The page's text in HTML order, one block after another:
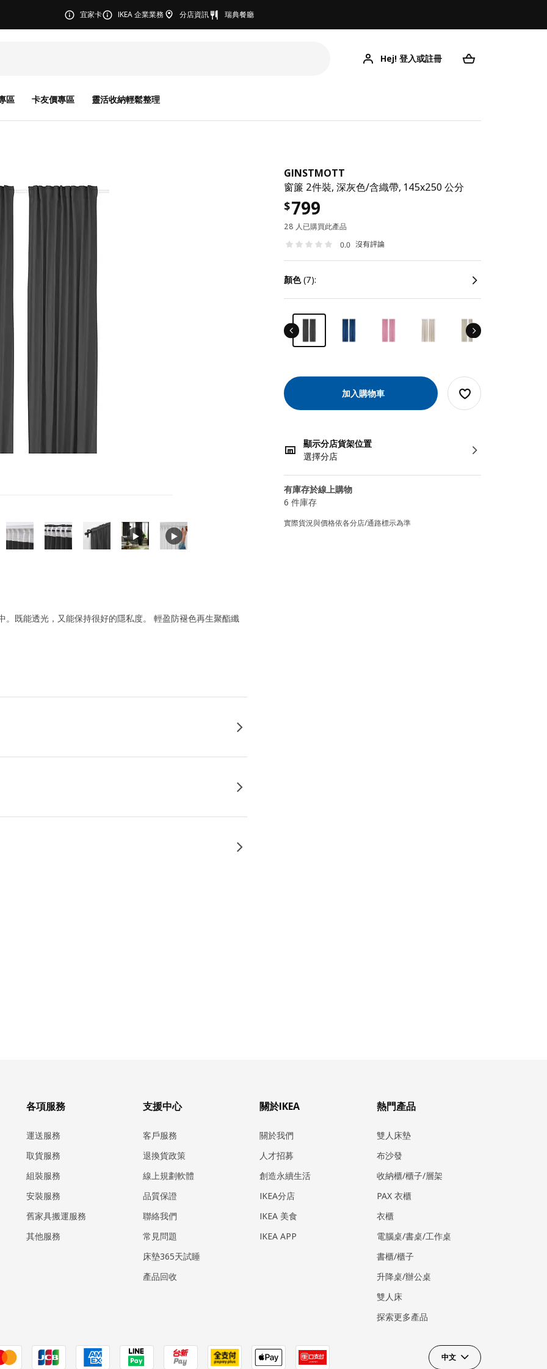
宜家卡 IKEA 企業業務 分店資訊 瑞典餐廳
Hej! 登入或註冊
區 卡友價專區 靈活收納輕鬆整理
GINSTMOTT
窗簾 2件裝, 深灰色/含織帶, 145x250 公分
$799
28 人已購買此產品
0.0 沒有評論
顏色(7):
加入購物車
顯示分店貨架位置
選擇分店
有庫存於線上購物
6 件庫存
實際貨況與價格依各分店/通路標示為準
既能透光，又能保持很好的隱私度。 輕盈防褪色再生聚酯纖
各項服務
運送服務
取貨服務
組裝服務
安裝服務
​舊家具搬運服務
其他服務
支援中心
客戶服務
退換貨政策
線上規劃軟體
品質保證
聯絡我們
常見問題
床墊365天試睡
產品回收
關於IKEA
關於我們
人才招募
創造永續生活
IKEA分店
IKEA 美食
IKEA APP
熱門產品
雙人床墊
布沙發
收納櫃/櫃子/層架
PAX 衣櫃
衣櫃
電腦桌/書桌/工作桌
書櫃/櫃子
升降桌/辦公桌
雙人床
探索更多產品
中文